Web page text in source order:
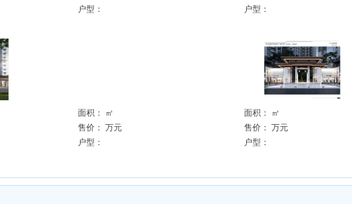
户型：
户型：
面积：
㎡
售价：万元
户型：
面积：
㎡
售价： 万元
户型：